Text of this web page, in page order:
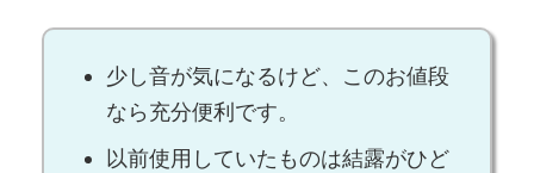
少し音が気になるけど、このお値段
なら充分便利です。
以前使用していたものは結露がひど